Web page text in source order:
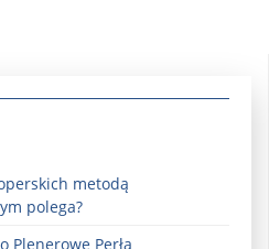
metodą
polega?
Plenerowe Perła